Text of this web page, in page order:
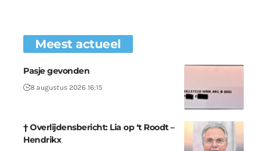
Meest actueel
Pasje gevonden
8 augustus 2026 16:15
† Overlijdensbericht: Lia op ‘t Roodt –
Hendrikx